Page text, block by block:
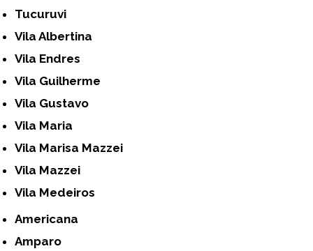
Tucuruvi
Vila Albertina
Vila Endres
Vila Guilherme
Vila Gustavo
Vila Maria
Vila Marisa Mazzei
Vila Mazzei
Vila Medeiros
Americana
Amparo